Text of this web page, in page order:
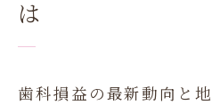
は
歯科損益の最新動向と